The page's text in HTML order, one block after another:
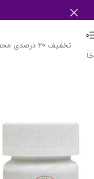
تخفیف 20 درصدی محصولات نیاک!
منو
خانه